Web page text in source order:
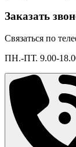
Заказать
Связаться по
ПН.-ПТ. 9.00-